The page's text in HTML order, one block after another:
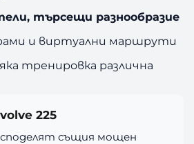
търсещи разнообразие
и виртуални маршрути
тренировка различна
225
споделят същия мощен